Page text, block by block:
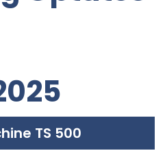
TS 500